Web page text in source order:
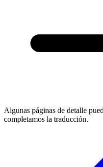
Algunas páginas de detalle
completamos la traducción.